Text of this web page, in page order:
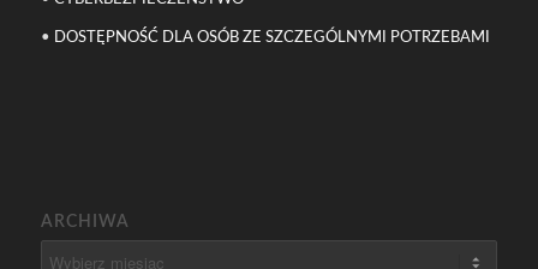
• DOSTĘPNOŚĆ DLA OSÓB ZE SZCZEGÓLNYMI POTRZEBAMI
ARCHIWA